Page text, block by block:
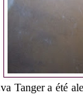
Tanger a été